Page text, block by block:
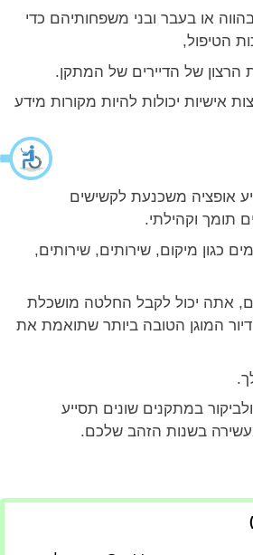
או בעבר ובני משפחותיהם כדי
הטיפול,
הרצון של הדיירים של המתקן.
אישיות יכולות להיות מקורות מידע
אופציה משכנעת לקשישים
תומך וקהילתי.
כגון מיקום, שירותים, שירותים,
אתה יכול לקבל החלטה מושכלת
המוגן הטובה ביותר שתואמת את
במתקנים שונים תסייע
בשנות הזהב שלכם.
כדאי לכם לשקול בריכת